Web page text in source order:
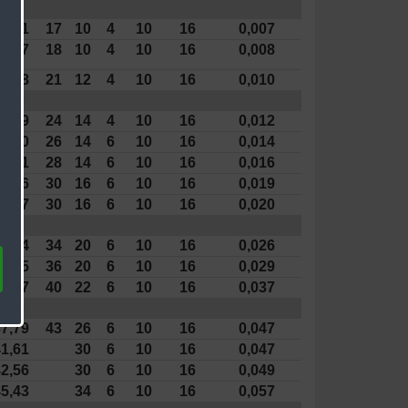
13,91 17 10 4 10 16
0,007
14,87 18 10 4 10 16
0,008
16,78 21 12 4 10 16 0,010
18,69 24 14 4 10 16
0,012
20,60 26 14 6 10 16
0,014
22,51 28 14 6 10 16
0,016
30 16 6 10 16
0,019
25,37 30 16 6 10 16 0,020
34 20 6 10 16
0,026
30,15 36 20 6 10 16
0,029
33,97 40 22 6 10 16 0,037
43 26 6 10 16
0,047
30 6 10 16
0,047
30 6 10 16
0,049
34 6 10 16 0,057